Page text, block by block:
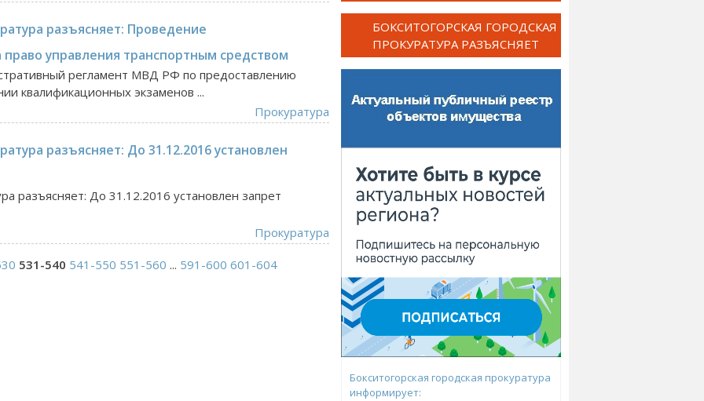
разъясняет: Проведение
управления транспортным средством
регламент МВД РФ по предоставлению
квалификационных экзаменов ...
Прокуратура
разъясняет: До 31.12.2016 установлен
разъясняет: До 31.12.2016 установлен запрет
Прокуратура
531-540 541-550 551-560 ... 591-600 601-604
БОКСИТОГОРСКАЯ ГОРОДСКАЯ
ПРОКУРАТУРА РАЗЪЯСНЯЕТ
Бокситогорская городская прокуратура
информирует: